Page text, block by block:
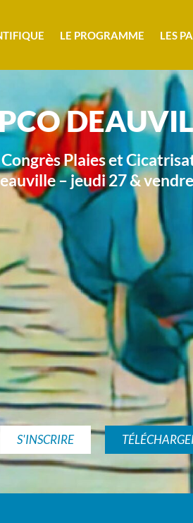
LE PROGRAMME LES
Congrès Plaies et
– jeudi 27 &
S'INSCRIRE